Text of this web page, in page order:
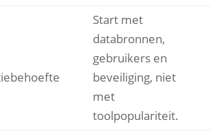
Start met
databronnen,
gebruikers en
beveiliging, niet
met
toolpopulariteit.